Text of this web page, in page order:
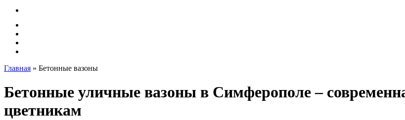
Главная » Бетонные вазоны
Бетонные уличные вазоны в Симферополе –
цветникам